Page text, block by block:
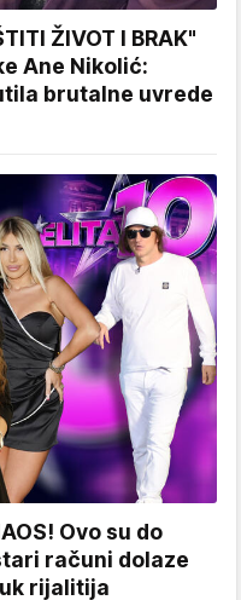
ŽIVOT I BRAK"
Ane Nikolić:
brutalne uvrede
Ovo su do
računi dolaze
rijalitija